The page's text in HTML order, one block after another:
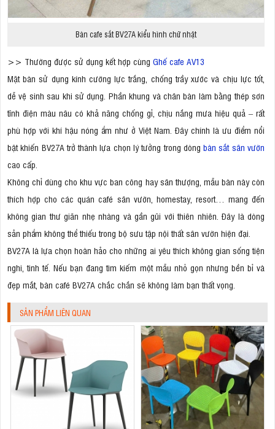
Bàn cafe sắt BV27A kiểu hình chữ nhật
>> Thường được sử dụng kết hợp cùng Ghế cafe AV13
Mặt bàn sử dụng kính cường lực trắng, chống trầy xước và chịu lực tốt,
dễ vệ sinh sau khi sử dụng. Phần khung và chân bàn làm bằng thép sơn
tĩnh điện màu nâu có khả năng chống gỉ, chịu nắng mưa hiệu quả – rất
phù hợp với khí hậu nóng ẩm như ở Việt Nam. Đây chính là ưu điểm nổi
bật khiến BV27A trở thành lựa chọn lý tưởng trong dòngbàn sắt sân vườn
cao cấp.
Không chỉ dùng cho khu vực ban công hay sân thượng, mẫu bàn này còn
thích hợp cho các quán café sân vườn, homestay, resort… mang đến
không gian thư giãn nhẹ nhàng và gần gũi với thiên nhiên. Đây là dòng
sản phẩm không thể thiếu trong bộ sưu tập nội thất sân vườn hiện đại.
BV27A là lựa chọn hoàn hảo cho những ai yêu thích không gian sống tiện
nghi, tinh tế. Nếu bạn đang tìm kiếm một mẫu nhỏ gọn nhưng bền bỉ và
đẹp mắt, bàn café BV27A chắc chắn sẽ không làm bạn thất vọng.
SẢN PHẨM LIÊN QUAN